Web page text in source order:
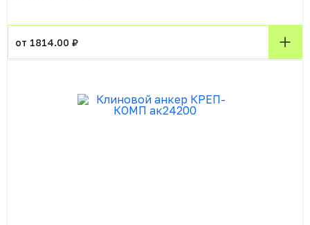
от 1814.00 ₽